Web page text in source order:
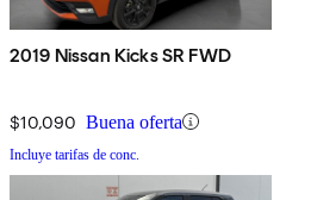
2019 Nissan Kicks SR FWD
$10,090 Buena oferta
Incluye tarifas de conc.